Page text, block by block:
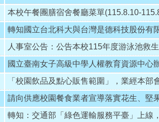
本校午餐團膳宿舍餐廳菜單(115.8.10-
人事室公告：公告本校115年度游泳池救
轉知：交通部「綠色運輸服務平臺」上線